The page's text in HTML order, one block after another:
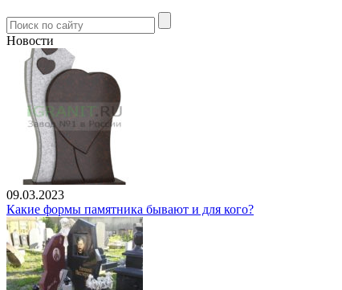
Новости
09.03.2023
Какие формы памятника бывают и для кого?